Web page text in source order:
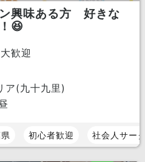
興味ある方 好きな
😆
歓迎
ア(九十九里)
初心者歓迎 社会人サー